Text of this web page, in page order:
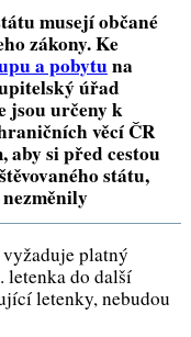
musejí občané
zákony. Ke
a pobytuna
úřad
jsou určeny k
věcí ČR
aby si před cestou
státu,
platný
letenka do další
letenky, nebudou